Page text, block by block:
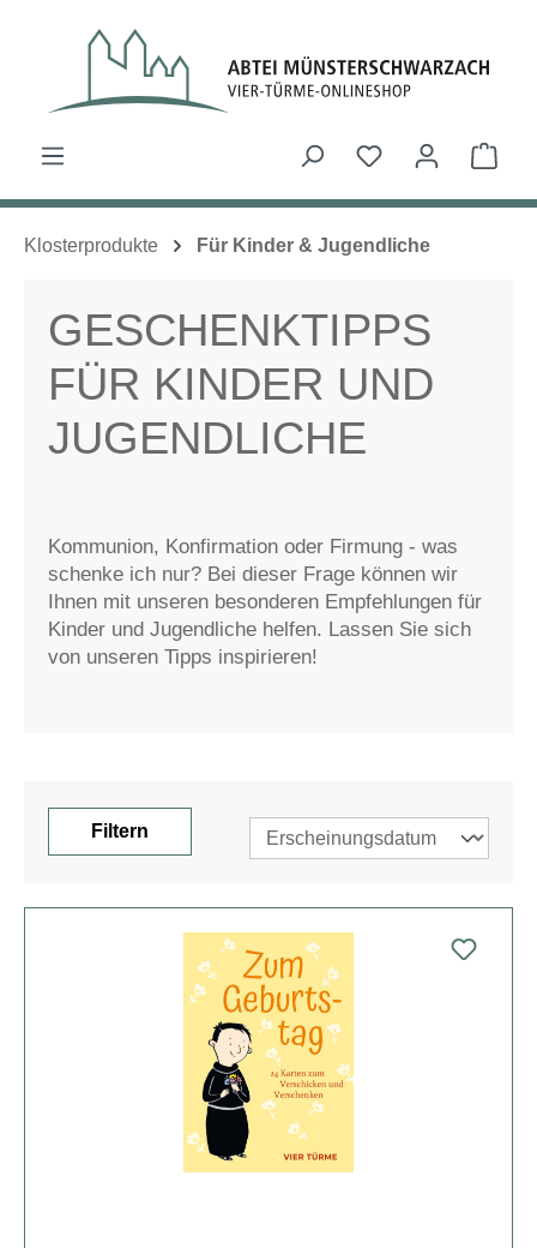
Zum Hauptinhalt springen
Du hast 0
Klosterprodukte Für Kinder & Jugendliche
GESCHENKTIPPS
FÜR KINDER UND
JUGENDLICHE
Kommunion, Konfirmation oder Firmung - was
schenke ich nur? Bei dieser Frage können wir
Ihnen mit unseren besonderen Empfehlungen für
Kinder und Jugendliche helfen. Lassen Sie sich
von unseren Tipps inspirieren!
Filtern